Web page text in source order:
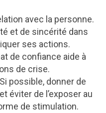
avec la personne.
et de sincérité dans
ses actions.
de confiance aide à
de crise.
possible, donner de
éviter de l’exposer au
de stimulation.